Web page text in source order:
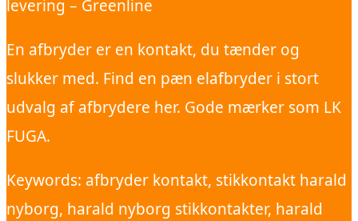
levering – Greenline
En afbryder er en kontakt, du tænder og
slukker med. Find en pæn elafbryder i stort
udvalg af afbrydere her. Gode mærker som LK
FUGA.
Keywords: afbryder kontakt, stikkontakt harald
nyborg, harald nyborg stikkontakter, harald